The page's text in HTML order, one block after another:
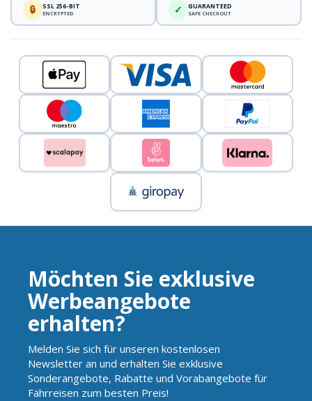
🔒 SSL 256-BIT
ENCRYPTED ✓ GUARANTEED
SAFE CHECKOUT
Möchten Sie exklusive
Werbeangebote
erhalten?
Melden Sie sich für unseren kostenlosen
Newsletter an und erhalten Sie exklusive
Sonderangebote, Rabatte und Vorabangebote für
Fährreisen zum besten Preis!